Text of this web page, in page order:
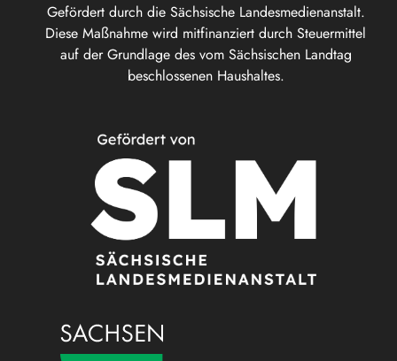
Gefördert durch die Sächsische Landesmedienanstalt.
Diese Maßnahme wird mitfinanziert durch Steuermittel
auf der Grundlage des vom Sächsischen Landtag
beschlossenen Haushaltes.